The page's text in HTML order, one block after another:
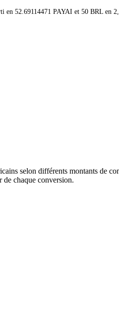
en 52.69114471 PAYAI et 50 BRL en
selon différents montants de
chaque conversion.